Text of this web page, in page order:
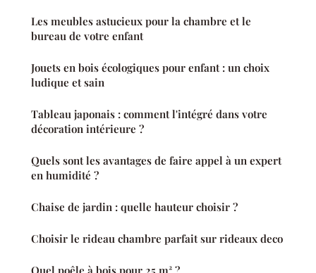
Les meubles astucieux pour la chambre et le
bureau de votre enfant
Jouets en bois écologiques pour enfant : un choix
ludique et sain
Tableau japonais : comment l'intégré dans votre
décoration intérieure ?
Quels sont les avantages de faire appel à un expert
en humidité ?
Chaise de jardin : quelle hauteur choisir ?
Choisir le rideau chambre parfait sur rideaux deco